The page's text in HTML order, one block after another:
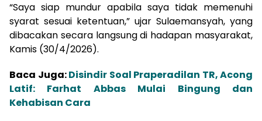
“Saya siap mundur apabila saya tidak memenuhi
syarat sesuai ketentuan,” ujar Sulaemansyah, yang
dibacakan secara langsung di hadapan masyarakat,
Kamis (30/4/2026).
Baca Juga:Disindir Soal Praperadilan TR, Acong
Latif: Farhat Abbas Mulai Bingung dan
Kehabisan Cara